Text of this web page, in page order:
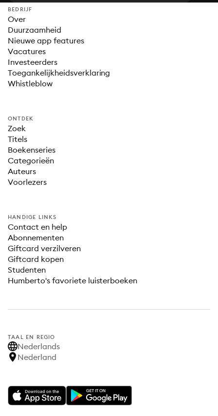
BEDRIJF
Over
Duurzaamheid
Nieuwe app features
Vacatures
Investeerders
Toegankelijkheidsverklaring
Whistleblow
ONTDEK
Zoek
Titels
Boekenseries
Categorieën
Auteurs
Voorlezers
HANDIGE LINKS
Contact en help
Abonnementen
Giftcard verzilveren
Giftcard kopen
Studenten
Humberto's favoriete luisterboeken
TAAL EN REGIO
Nederlands
Nederland